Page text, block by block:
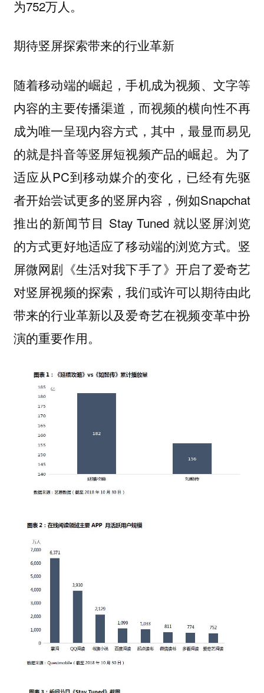
为752万人。
期待竖屏探索带来的行业革新
随着移动端的崛起，手机成为视频、文字等
内容的主要传播渠道，而视频的横向性不再
成为唯一呈现内容方式，其中，最显而易见
的就是抖音等竖屏短视频产品的崛起。为了
适应从PC到移动媒介的变化，已经有先驱
者开始尝试更多的竖屏内容，例如Snapchat
推出的新闻节目 Stay Tuned 就以竖屏浏览
的方式更好地适应了移动端的浏览方式。竖
屏微网剧《生活对我下手了》开启了爱奇艺
对竖屏视频的探索，我们或许可以期待由此
带来的行业革新以及爱奇艺在视频变革中扮
演的重要作用。